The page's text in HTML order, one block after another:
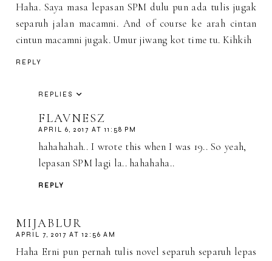
Haha. Saya masa lepasan SPM dulu pun ada tulis jugak
separuh jalan macamni. And of course ke arah cintan
cintun macamni jugak. Umur jiwang kot time tu. Kihkih
REPLY
REPLIES
FLAVNESZ
APRIL 6, 2017 AT 11:58 PM
hahahahah.. I wrote this when I was 19.. So yeah,
lepasan SPM lagi la.. hahahaha..
REPLY
MIJABLUR
APRIL 7, 2017 AT 12:56 AM
Haha Erni pun pernah tulis novel separuh separuh lepas